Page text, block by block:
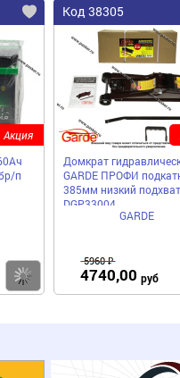
п
Купить
Акция
Код 38305
Домкрат
GARDE ПРОФИ
385мм низкий подхват
DGP33004
GARDE
5960 ₽
4740,00 руб